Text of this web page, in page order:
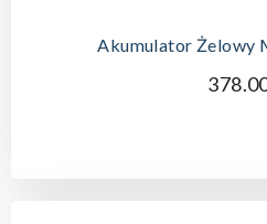
Akumulator Żelowy